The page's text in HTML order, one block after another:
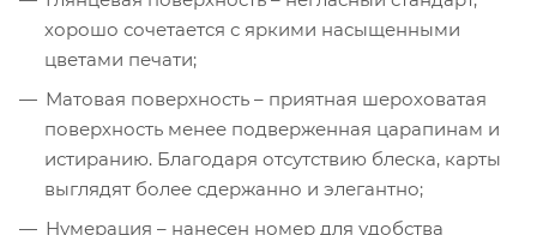
хорошо сочетается с яркими насыщенными
цветами печати;
Матовая поверхность – приятная шероховатая
поверхность менее подверженная царапинам и
истиранию. Благодаря отсутствию блеска, карты
выглядят более сдержанно и элегантно;
Нумерация – нанесен номер для удобства